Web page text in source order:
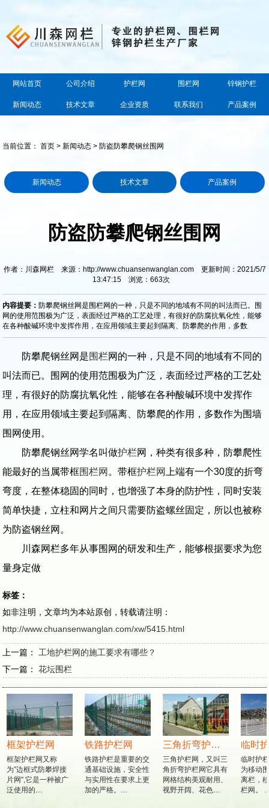
网站首页 公司介绍 护栏网 围栏网 锌钢护栏
新闻动态 技术文章 企业资质 联系我们 产品案例
当前位置：首页 >新闻动态 > 防盗防攀爬钢丝围网
新闻动态 技术文章 产品案例
防盗防攀爬钢丝围网
作者：川森网栏 来源：http://www.chuansenwanglan.com 更新时间：2021/5/7
13:47:15 浏览： 663次
内容提要： 防攀爬钢丝网是围栏网的一种，只是不同的地域有不同的叫法而已。围
网的使用范围极为广泛，表面经过严格的工艺处理，有很好的防腐抗氧化性，能够
在各种酸碱环境中发挥作用，在应用领域主要起到隔离、防攀爬的作用，多数
防攀爬钢丝网是围栏网的一种，只是不同的地域有不同的
叫法而已。围网的使用范围极为广泛，表面经过严格的工艺处
理，有很好的防腐抗氧化性，能够在各种酸碱环境中发挥作
用，在应用领域主要起到隔离、防攀爬的作用，多数作为围墙
围网使用。
防攀爬钢丝网学名叫做护栏网，种类有很多种，防攀爬性
能最好的当属带框围栏网 。带框护栏网
上端有一个30度的折弯
弯度，在整体稳固的同时，也增强了本身的防护性，同时安装
简单快捷，立柱和网片之间只需要防盗螺丝固定，所以也被称
为防盗钢丝网。
川森网栏多年从事围网的研发和生产，能够根据要求为您
量身定做
标签：
如非注明，文章均为本站原创，转载请注明：
http://www.chuansenwanglan.com/xw/5415.html
上一篇： 工地护栏网的施工要求有哪些？
下一篇：花坛围栏
框架护栏网
框架护栏网又称
为"边框式防攀焊接
片网",它是一种被广
泛使用的…
铁路护栏网
铁路护栏是重要的交
通基础设施，安全性
与实用性在要求上更
加的严格。…
三角折弯护栏网
三角护栏网，又叫三
角折弯护栏网它具有
网格结构美观耐用、
视野开阔、花色…
临时
临时护
为移动
离栏，
栏网。